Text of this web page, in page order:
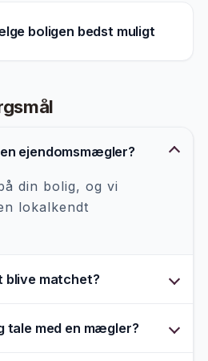
boligen bedst muligt
ejendomsmægler?
din bolig, og vi
lokalkendt
blive matchet?
tale med en mægler?